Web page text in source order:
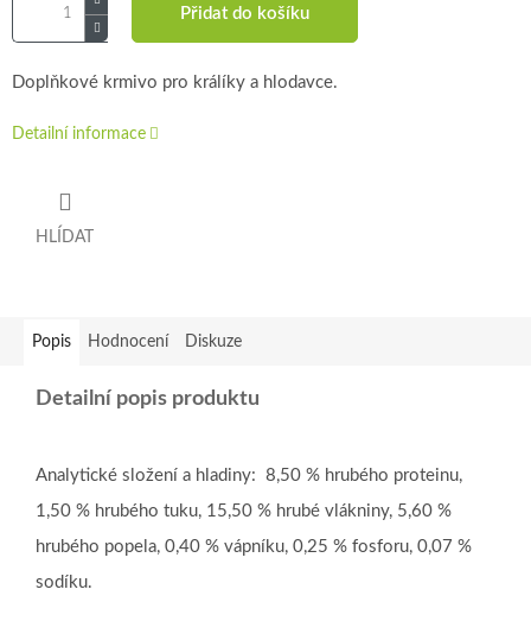
Přidat do košíku
Doplňkové krmivo pro králíky a hlodavce.
Detailní informace
HLÍDAT
Popis Hodnocení Diskuze
Detailní popis produktu
Analytické složení a hladiny: 8,50 % hrubého proteinu,
1,50 % hrubého tuku, 15,50 % hrubé vlákniny, 5,60 %
hrubého popela, 0,40 % vápníku, 0,25 % fosforu, 0,07 %
sodíku.